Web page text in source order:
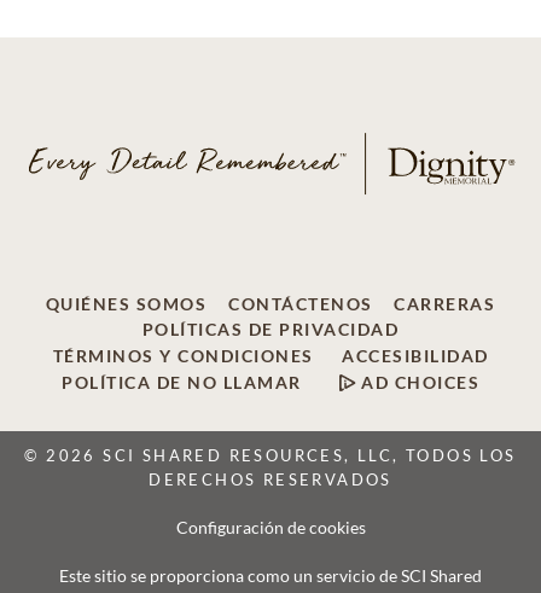
QUIÉNES SOMOS CONTÁCTENOS
CARRERAS
POLÍTICAS DE PRIVACIDAD
TÉRMINOS Y CONDICIONES
ACCESIBILIDAD
POLÍTICA DE NO LLAMAR
AD CHOICES
© 2026 SCI SHARED RESOURCES, LLC, TODOS LOS
DERECHOS RESERVADOS
Configuración de cookies
Este sitio se proporciona como un servicio de SCI Shared